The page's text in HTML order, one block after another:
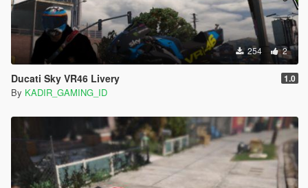
254 2
Ducati Sky VR46 Livery 1.0
By KADIR_GAMING_ID